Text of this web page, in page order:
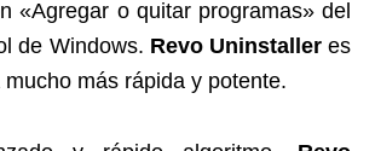
«Agregar o quitar programas» del
de Windows. Revo Uninstalleres
más rápida y potente.